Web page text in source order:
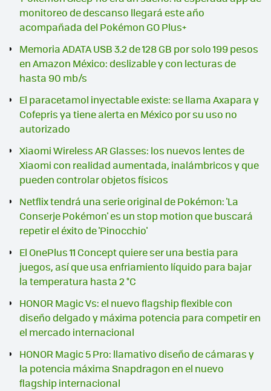
monitoreo de descanso llegará este año
acompañada del Pokémon GO Plus+
Memoria ADATA USB 3.2 de 128 GB por solo 199 pesos
en Amazon México: deslizable y con lecturas de
hasta 90 mb/s
El paracetamol inyectable existe: se llama Axapara y
Cofepris ya tiene alerta en México por su uso no
autorizado
Xiaomi Wireless AR Glasses: los nuevos lentes de
Xiaomi con realidad aumentada, inalámbricos y que
pueden controlar objetos físicos
Netflix tendrá una serie original de Pokémon: 'La
Conserje Pokémon' es un stop motion que buscará
repetir el éxito de 'Pinocchio'
El OnePlus 11 Concept quiere ser una bestia para
juegos, así que usa enfriamiento líquido para bajar
la temperatura hasta 2 °C
HONOR Magic Vs: el nuevo flagship flexible con
diseño delgado y máxima potencia para competir en
el mercado internacional
HONOR Magic 5 Pro: llamativo diseño de cámaras y
la potencia máxima Snapdragon en el nuevo
flagship internacional